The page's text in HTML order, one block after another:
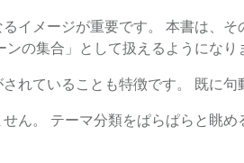
イメージが重要です。 本書は、
の集合」として扱えるようになり
れていることも特徴です。 既に
ん。 テーマ分類をぱらぱらと眺